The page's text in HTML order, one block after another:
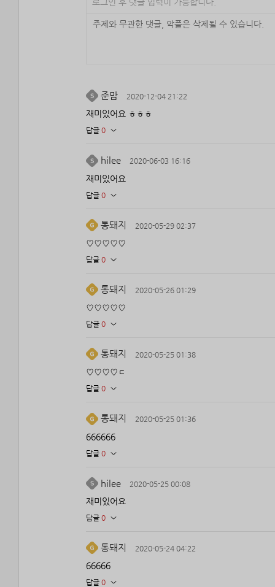
준맘 2020-12-04 21:22
재미있어요 ㅎㅎㅎ
답글 0
hilee 2020-06-03 16:16
재미있어요
답글 0
통돼지 2020-05-29 02:37
♡♡♡♡♡
답글 0
통돼지 2020-05-26 01:29
♡♡♡♡♡
답글 0
통돼지 2020-05-25 01:38
♡♡♡♡ㄷ
답글 0
통돼지 2020-05-25 01:36
666666
답글 0
hilee 2020-05-25 00:08
재미있어요
답글 0
통돼지 2020-05-24 04:22
66666
답글 0